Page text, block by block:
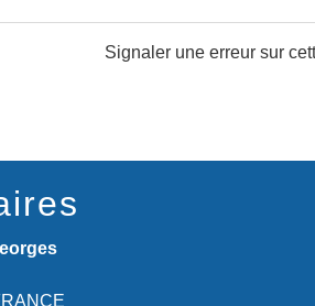
Signaler une erreur sur